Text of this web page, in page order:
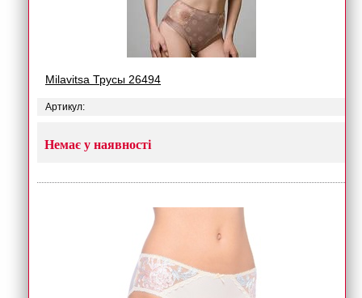
Milavitsa Трусы 26494
Артикул:
Немає у наявності